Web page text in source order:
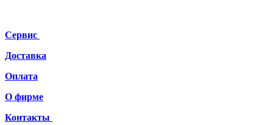
Сервис
Доставка
Оплата
О фирме
Контакты